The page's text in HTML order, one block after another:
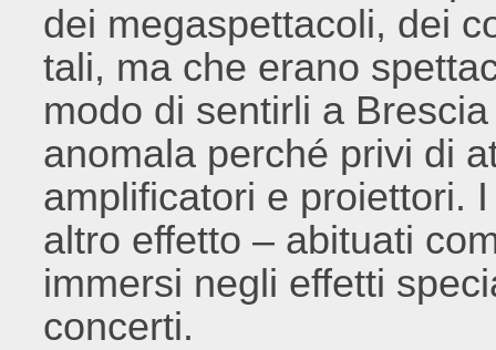
dei megaspettacoli, dei
tali, ma che erano
modo di sentirli a
anomala perché privi di
amplificatori e proiettori. I
altro effetto – abituati
immersi negli effetti
concerti.